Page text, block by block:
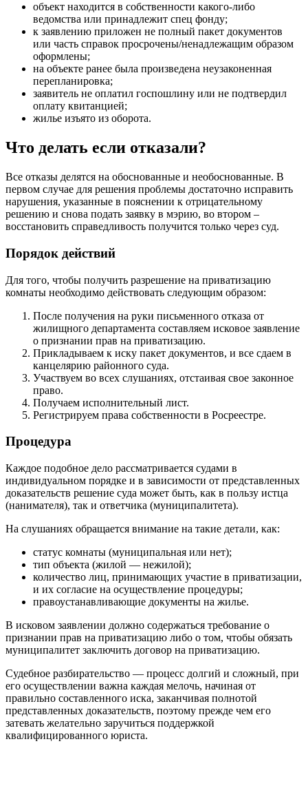
объект находится в собственности какого-либо
ведомства или принадлежит спец фонду;
к заявлению приложен не полный пакет документов
или часть справок просрочены/ненадлежащим образом
оформлены;
на объекте ранее была произведена неузаконенная
перепланировка;
заявитель не оплатил госпошлину или не подтвердил
оплату квитанцией;
жилье изъято из оборота.
Что делать если отказали?
Все отказы делятся на обоснованные и необоснованные. В
первом случае для решения проблемы достаточно исправить
нарушения, указанные в пояснении к отрицательному
решению и снова подать заявку в мэрию, во втором –
восстановить справедливость получится только через суд.
Порядок действий
Для того, чтобы получить разрешение на приватизацию
комнаты необходимо действовать следующим образом:
После получения на руки письменного отказа от
жилищного департамента составляем исковое заявление
о признании прав на приватизацию.
Прикладываем к иску пакет документов, и все сдаем в
канцелярию районного суда.
Участвуем во всех слушаниях, отстаивая свое законное
право.
Получаем исполнительный лист.
Регистрируем права собственности в Росреестре.
Процедура
Каждое подобное дело рассматривается судами в
индивидуальном порядке и в зависимости от представленных
доказательств решение суда может быть, как в пользу истца
(нанимателя), так и ответчика (муниципалитета).
На слушаниях обращается внимание на такие детали, как:
статус комнаты (муниципальная или нет);
тип объекта (жилой — нежилой);
количество лиц, принимающих участие в приватизации,
и их согласие на осуществление процедуры;
правоустанавливающие документы на жилье.
В исковом заявлении должно содержаться требование о
признании прав на приватизацию либо о том, чтобы обязать
муниципалитет заключить договор на приватизацию.
Судебное разбирательство — процесс долгий и сложный, при
его осуществлении важна каждая мелочь, начиная от
правильно составленного иска, заканчивая полнотой
представленных доказательств, поэтому прежде чем его
затевать желательно заручиться поддержкой
квалифицированного юриста.